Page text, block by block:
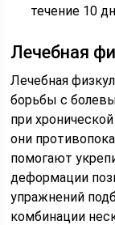
течение 10
Лечебная
Лечебная
борьбы с
при
они
помогают
деформации
упражнений
комбинации